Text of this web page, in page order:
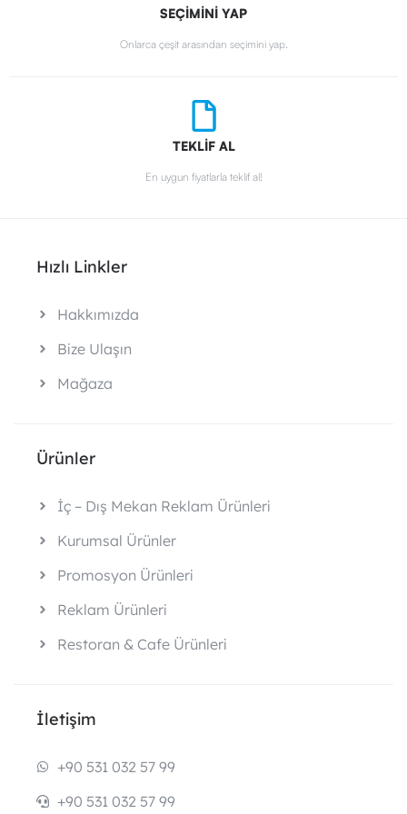
SEÇİMİNİ YAP
Onlarca çeşit arasından seçimini yap.
TEKLİF AL
En uygun fiyatlarla teklif al!
Hızlı Linkler
Hakkımızda
Bize Ulaşın
Mağaza
Ürünler
İç – Dış Mekan Reklam Ürünleri
Kurumsal Ürünler
Promosyon Ürünleri
Reklam Ürünleri
Restoran & Cafe Ürünleri
İletişim
+90 531 032 57 99
+90 531 032 57 99